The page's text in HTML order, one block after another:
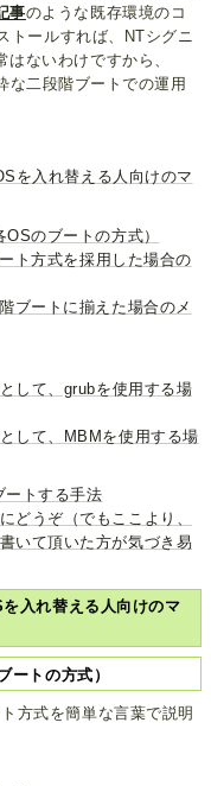
事のような既存環境のコ
トールすれば、NTシグニ
ないわけですから、
二段階ブートでの運用
を入れ替える人向けのマ
のブートの方式）
ト方式を採用した場合の
ブートに揃えた場合のメ
して、grubを使用する場
して、MBMを使用する場
ートする手法
どうぞ（でもここより、
いて頂いた方が気づき易
入れ替える人向けのマ
ートの方式）
方式を簡単な言葉で説明